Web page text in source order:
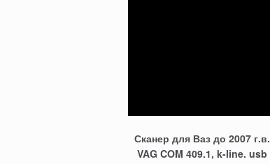
Сканер для Ваз до 2007 г.в.
VAG COM 409.1, k-line. usb